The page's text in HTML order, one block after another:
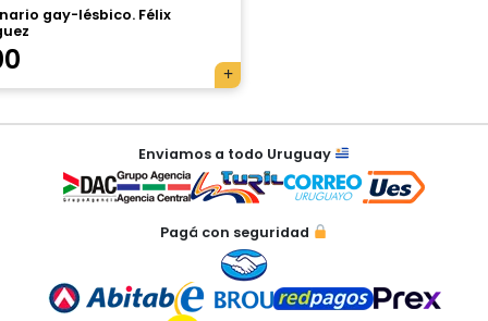
gay-lésbico. Félix
Enviamos a todo Uruguay
Pagá con seguridad